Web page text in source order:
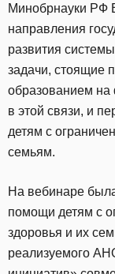
Минобрнауки РФ
направления
развития
задачи, стоящие
образованием на
в этой связи, и
детям с
семьям.
На вебинаре
помощи детям с
здоровья и их
реализуемого